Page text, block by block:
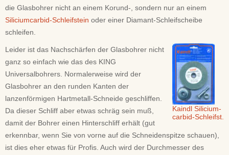
die Glasbohrer nicht an einem Korund-, sondern nur an einem
Siliciumcarbid-Schleifstein oder einer Diamant-Schleifscheibe
schleifen.
Kaindl Silicium-
carbid-Schleifst.
Leider ist das Nachschärfen der Glasbohrer nicht
ganz so einfach wie das des KING
Universalbohrers. Normalerweise wird der
Glasbohrer an den runden Kanten der
lanzenförmigen Hartmetall-Schneide geschliffen.
Da dieser Schliff aber etwas schräg sein muß,
damit der Bohrer einen Hinterschliff erhält (gut
erkennbar, wenn Sie von vorne auf die Schneidenspitze schauen),
ist dies eher etwas für Profis. Auch wird der Durchmesser des